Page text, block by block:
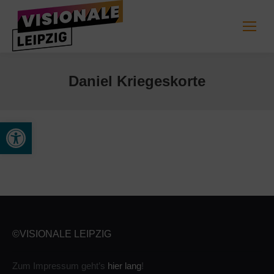
Open toolbar
Daniel Kriegeskorte
©VISIONALE LEIPZIG
Zum Impressum geht’s hier lang!